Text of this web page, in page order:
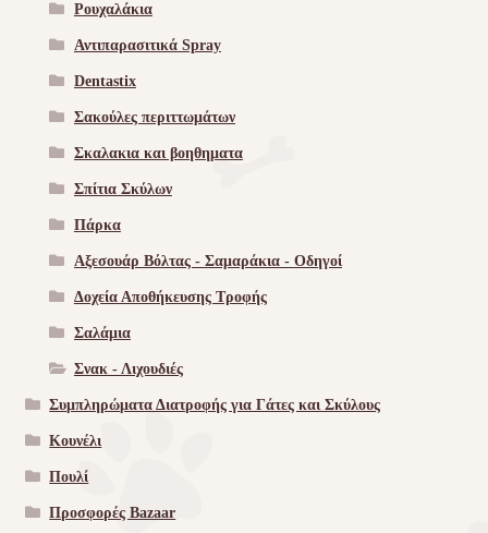
Ρουχαλάκια
Αντιπαρασιτικά Spray
Dentastix
Σακούλες περιττωμάτων
Σκαλακια και βοηθηματα
Σπίτια Σκύλων
Πάρκα
Αξεσουάρ Βόλτας - Σαμαράκια - Οδηγοί
Δοχεία Αποθήκευσης Τροφής
Σαλάμια
Σνακ - Λιχουδιές
Συμπληρώματα Διατροφής για Γάτες και Σκύλους
Κουνέλι
Πουλί
Προσφορές Bazaar